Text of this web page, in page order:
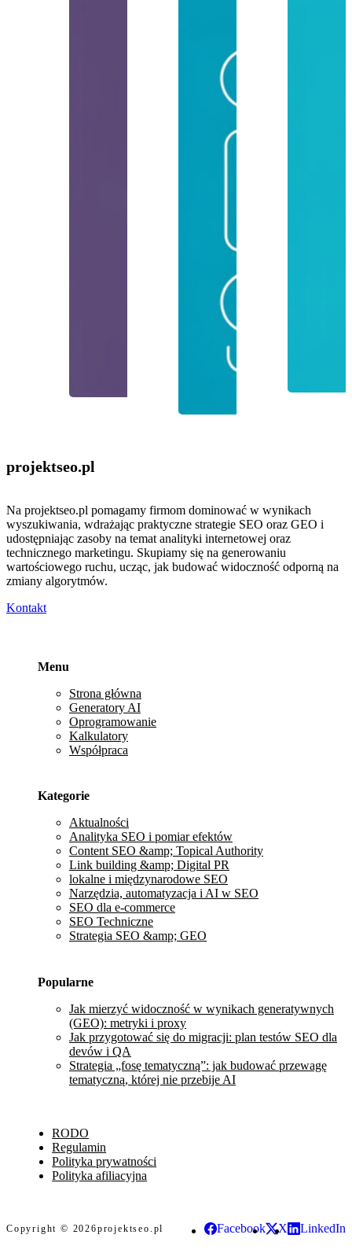
projektseo.pl
Na projektseo.pl pomagamy firmom dominować w wynikach
wyszukiwania, wdrażając praktyczne strategie SEO oraz GEO i
udostępniając zasoby na temat analityki internetowej oraz
technicznego marketingu. Skupiamy się na generowaniu
wartościowego ruchu, ucząc, jak budować widoczność odporną na
zmiany algorytmów.
Kontakt
Menu
Strona główna
Generatory AI
Oprogramowanie
Kalkulatory
Współpraca
Kategorie
Aktualności
Analityka SEO i pomiar efektów
Content SEO &amp; Topical Authority
Link building &amp; Digital PR
lokalne i międzynarodowe SEO
Narzędzia, automatyzacja i AI w SEO
SEO dla e-commerce
SEO Techniczne
Strategia SEO &amp; GEO
Popularne
Jak mierzyć widoczność w wynikach generatywnych
(GEO): metryki i proxy
Jak przygotować się do migracji: plan testów SEO dla
devów i QA
Strategia „fosę tematyczną”: jak budować przewagę
tematyczną, której nie przebije AI
RODO
Regulamin
Polityka prywatności
Polityka afiliacyjna
Copyright © 2026projektseo.pl Facebook X LinkedIn